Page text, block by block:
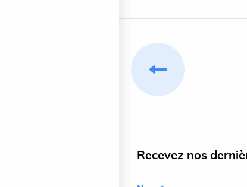
Recevez nos